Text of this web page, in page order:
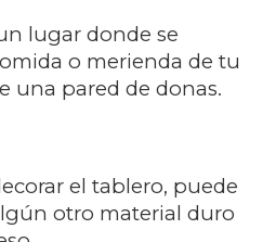
lugar donde se
o merienda de tu
una pared de donas.
el tablero, puede
otro material duro